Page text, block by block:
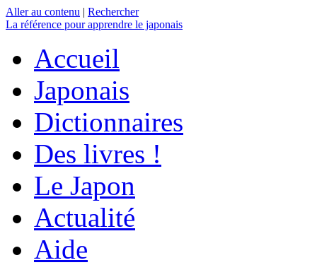
Aller au contenu | Rechercher
La référence pour apprendre le japonais
Accueil
Japonais
Dictionnaires
Des livres !
Le Japon
Actualité
Aide